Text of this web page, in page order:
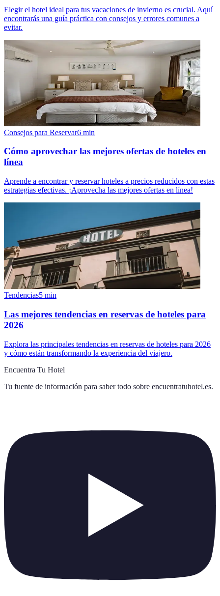
Elegir el hotel ideal para tus vacaciones de invierno es crucial. Aquí
encontrarás una guía práctica con consejos y errores comunes a
evitar.
Consejos para Reservar6 min
Cómo aprovechar las mejores ofertas de hoteles en
línea
Aprende a encontrar y reservar hoteles a precios reducidos con estas
estrategias efectivas. ¡Aprovecha las mejores ofertas en línea!
Tendencias5 min
Las mejores tendencias en reservas de hoteles para
2026
Explora las principales tendencias en reservas de hoteles para 2026
y cómo están transformando la experiencia del viajero.
Encuentra Tu Hotel
Tu fuente de información para saber todo sobre encuentratuhotel.es.